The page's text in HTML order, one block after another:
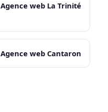
Agence web La Trinité
Agence web Cantaron